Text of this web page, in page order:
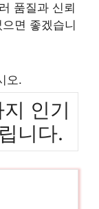
품질과 신뢰
면 좋겠습니
오.
인기
니다.